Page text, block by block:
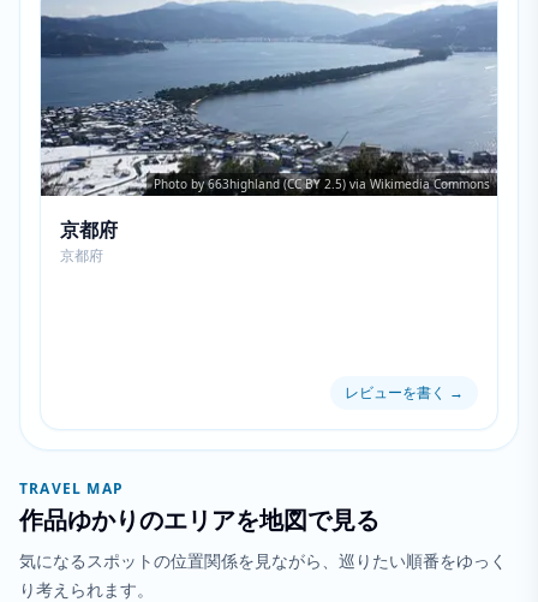
Photo by 663highland (CC BY 2.5) via Wikimedia Commons
京都府
京都府
レビューを書く →
TRAVEL MAP
作品ゆかりのエリアを地図で見る
気になるスポットの位置関係を見ながら、巡りたい順番をゆっく
り考えられます。